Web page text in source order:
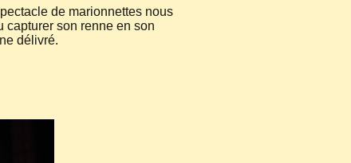
de marionnettes nous
capturer son renne en son
délivré.